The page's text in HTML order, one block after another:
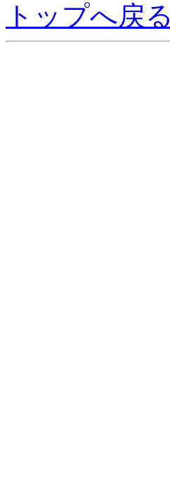
トップへ戻る